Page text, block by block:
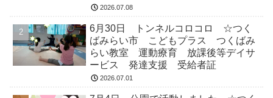
2026.07.08
6月30日 トンネルコロコロ ☆つく
ばみらい市 こどもプラス つくばみ
らい教室 運動療育 放課後等デイサ
ービス 発達支援 受給者証
2026.07.01